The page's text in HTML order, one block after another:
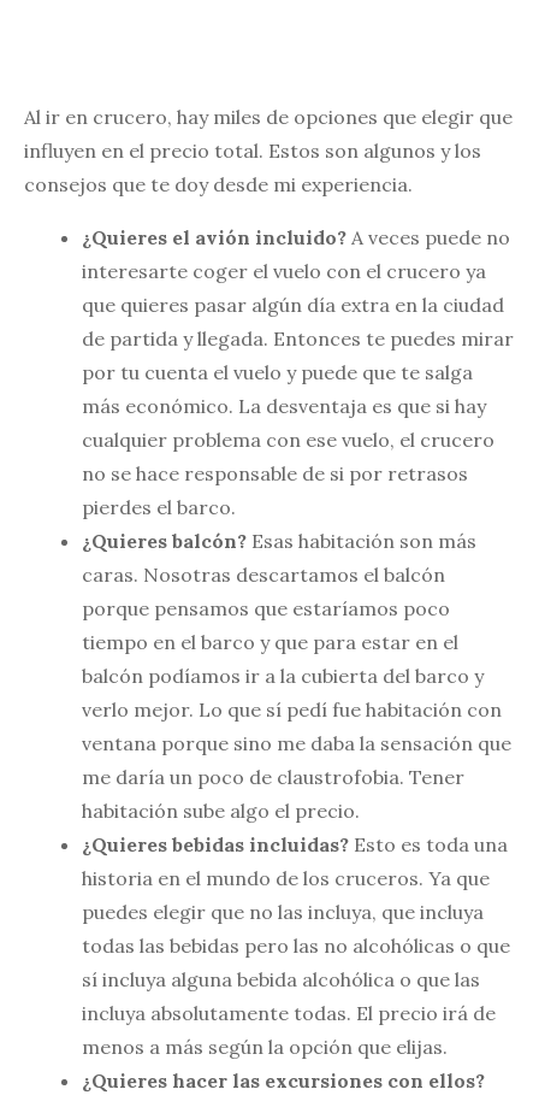
Al ir en crucero, hay miles de opciones que elegir que
influyen en el precio total. Estos son algunos y los
consejos que te doy desde mi experiencia.
¿Quieres el avión incluido? A veces puede no
interesarte coger el vuelo con el crucero ya
que quieres pasar algún día extra en la ciudad
de partida y llegada. Entonces te puedes mirar
por tu cuenta el vuelo y puede que te salga
más económico. La desventaja es que si hay
cualquier problema con ese vuelo, el crucero
no se hace responsable de si por retrasos
pierdes el barco.
¿Quieres balcón? Esas habitación son más
caras. Nosotras descartamos el balcón
porque pensamos que estaríamos poco
tiempo en el barco y que para estar en el
balcón podíamos ir a la cubierta del barco y
verlo mejor. Lo que sí pedí fue habitación con
ventana porque sino me daba la sensación que
me daría un poco de claustrofobia. Tener
habitación sube algo el precio.
¿Quieres bebidas incluidas? Esto es toda una
historia en el mundo de los cruceros. Ya que
puedes elegir que no las incluya, que incluya
todas las bebidas pero las no alcohólicas o que
sí incluya alguna bebida alcohólica o que las
incluya absolutamente todas. El precio irá de
menos a más según la opción que elijas.
¿Quieres hacer las excursiones con ellos?